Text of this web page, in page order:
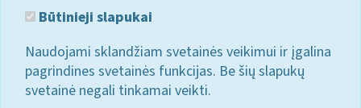
Būtinieji slapukai
Naudojami sklandžiam svetainės veikimui ir įgalina
pagrindines svetainės funkcijas. Be šių slapukų
svetainė negali tinkamai veikti.